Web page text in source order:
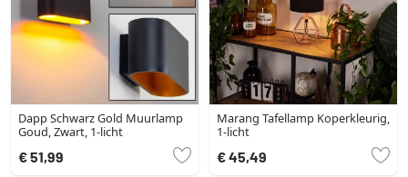
Dapp Schwarz Gold Muurlamp
Goud, Zwart, 1-licht
€ 51,99
Marang Tafellamp Koperkleurig,
1-licht
€ 45,49